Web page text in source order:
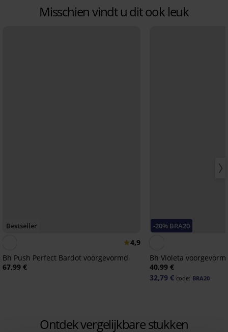
Misschien vindt u dit ook leuk
Bestseller
4,9
Bh Push Perfect Bardot voorgevormd
67,99 €
-20% BRA20
Bh Violeta
40,99 €
32,79 € code: BRA20
Ontdek vergelijkbare stukken